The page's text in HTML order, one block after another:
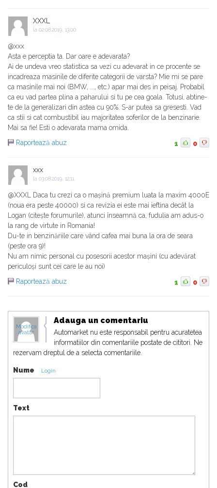
XXXL
la 02.08.2019, 13:00
@xxx
Asta e perceptia ta. Dar oare e adevarata?
Ai de undeva vreo statistica sa vezi cu adevarat in ce procente se
incadreaza masinile de diferite categorii de varsta? Mie mi se pare
ca masinile mai noi (BMW, ..., etc.) apar mai des in peisaj. Probabil
ca eu vad partea plina a paharului si tu pe cea goala. Totusi, abtine-
te de la generalizari din astea cu 90%. S-ar putea sa gresesti. Vad
ca stii si cat combustibil iau majoritatea soferilor de la benzinarie.
Mai sa fie! Esti o adevarata mama omida.
Raportează abuz
1 0
xxx
la 03.08.2019, 12:11
@XXXL Daca tu crezi ca o mașină premium luata la maxim 4000E
(noua era peste 40000) si ca revizia ei este mai ieftina decât la
Logan (citește forumurile), atunci înseamnă ca, fudulia am adus-o
la rang de virtute in Romania!
Du-te in benzinăriile care vând cafea mai buna la ora de seara
(peste ora 9)!
Nu am nimic personal cu posesorii acestor mașini (cu adevărat
periculoși sunt cei care le au noi)
Raportează abuz
1 0
Modifica
avatar
Adauga un comentariu
Automarket nu este responsabil pentru acuratetea
informatiilor din comentariile postate de cititori. Ne
rezervam dreptul de a selecta comentariile.
Nume Login
Text
Cod